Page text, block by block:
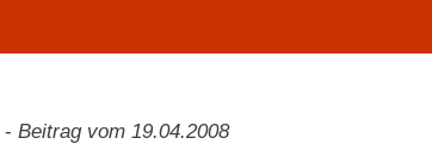
- Beitrag vom 19.04.2008